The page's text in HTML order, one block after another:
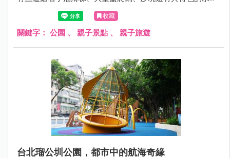
涵洞上面更全部覆蓋了綠色草皮, 讓孩子們在充滿自然特色的
共融遊戲場中開心玩樂！現在就跟著小資爸一起來看看竹東
台泥公園的遊戲場哪邊好玩！
收藏
關鍵字： 公園 、 親子景點 、 親子旅遊
台北瑠公圳公園，都市中的航海奇緣